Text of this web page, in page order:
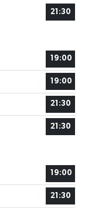
21:30
19:00
19:00
21:30
21:30
19:00
21:30